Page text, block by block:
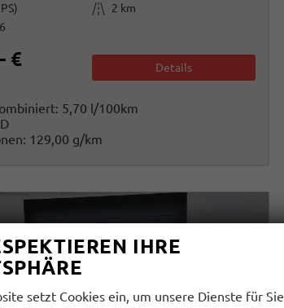
Kilometerstand 2 km
€ Details
5,70 l/100km
D
129,00 g/km
IHRE
setzt Cookies ein, um unsere Dienste für Sie